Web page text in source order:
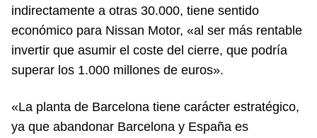
indirectamente a otras 30.000, tiene sentido
económico para Nissan Motor, «al ser más rentable
invertir que asumir el coste del cierre, que podría
superar los 1.000 millones de euros».
«La planta de Barcelona tiene carácter estratégico,
ya que abandonar Barcelona y España es